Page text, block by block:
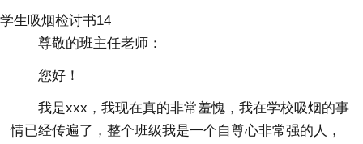
学生吸烟检讨书14
尊敬的班主任老师：
您好！
我是xxx，我现在真的非常羞愧，我在学校吸烟的事
情已经传遍了，整个班级我是一个自尊心非常强的人，